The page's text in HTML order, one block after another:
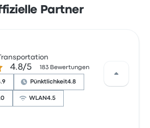
Partner
4.8/5 183 Bewertungen
Pünktlichkeit4.8
WLAN4.5